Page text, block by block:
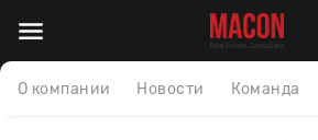
О компании Новости Команда